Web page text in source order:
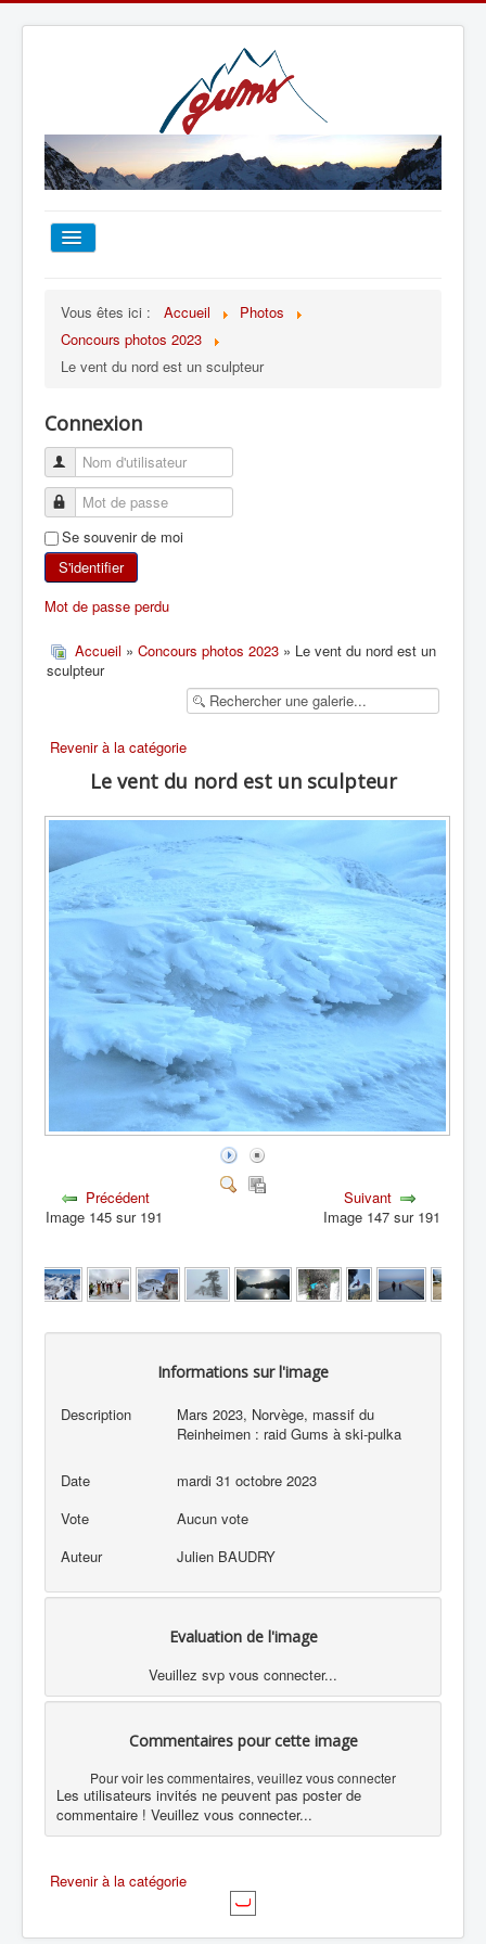
TOUT SUR LE GUMS
ALPINISME
SKI DE RANDONNÉE
RANDONNÉE PÉDESTRE
RANDONNÉE SPORTIVE
Vous êtes ici : Accueil
Photos
Concours photos 2023
Le vent du nord est un sculpteur
Connexion
Se souvenir de moi
S'identifier
Mot de passe perdu
Accueil » Concours photos 2023 » Le vent du nord est un
sculpteur
Revenir à la catégorie
Le vent du nord est un sculpteur
Précédent
Image 145 sur 191
Suivant
Image 147 sur 191
Informations sur l'image
Description
Mars 2023, Norvège, massif du
Reinheimen : raid Gums à ski-pulka
Date
mardi 31 octobre 2023
Vote
Aucun vote
Auteur
Julien BAUDRY
Evaluation de l'image
Veuillez svp vous connecter...
Commentaires pour cette image
Pour voir les commentaires, veuillez vous connecter
Les utilisateurs invités ne peuvent pas poster de
commentaire ! Veuillez vous connecter...
Revenir à la catégorie